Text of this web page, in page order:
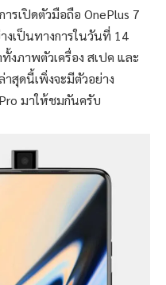
รเปิดตัวมือถือ OnePlus 7
งเป็นทางการในวันที่ 14
ภาพตัวเครื่อง สเปค และ
สุดนี้เพิ่งจะมีตัวอย่าง
มาให้ชมกันครับ